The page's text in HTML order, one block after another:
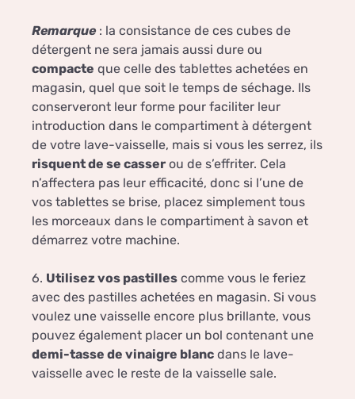
Remarque: la consistance de ces cubes de
détergent ne sera jamais aussi dure ou
compacte que celle des tablettes achetées en
magasin, quel que soit le temps de séchage. Ils
conserveront leur forme pour faciliter leur
introduction dans le compartiment à détergent
de votre lave-vaisselle, mais si vous les serrez, ils
risquent de se casser ou de s’effriter. Cela
n’affectera pas leur efficacité, donc si l’une de
vos tablettes se brise, placez simplement tous
les morceaux dans le compartiment à savon et
démarrez votre machine.
6. Utilisez vos pastilles comme vous le feriez
avec des pastilles achetées en magasin. Si vous
voulez une vaisselle encore plus brillante, vous
pouvez également placer un bol contenant une
demi-tasse de vinaigre blanc dans le lave-
vaisselle avec le reste de la vaisselle sale.